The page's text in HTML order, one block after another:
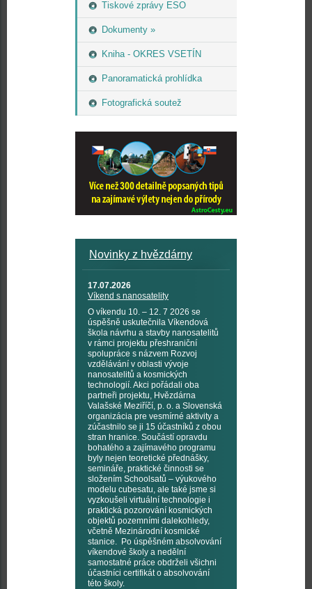
Tiskové zprávy ESO
Dokumenty »
Kniha - OKRES VSETÍN
Panoramatická prohlídka
Fotografická soutež
Novinky z hvězdárny
17.07.2026
Víkend s nanosatelity
O víkendu 10. – 12. 7 2026 se
úspěšně uskutečnila Víkendová
škola návrhu a stavby nanosatelitů
v rámci projektu přeshraniční
spolupráce s názvem Rozvoj
vzdělávání v oblasti vývoje
nanosatelitů a kosmických
technologií. Akci pořádali oba
partneři projektu, Hvězdárna
Valašské Meziříčí, p. o. a Slovenská
organizácia pre vesmírné aktivity a
zúčastnilo se ji 15 účastníků z obou
stran hranice. Součástí opravdu
bohatého a zajímavého programu
byly nejen teoretické přednášky,
semináře, praktické činnosti se
složením Schoolsatů – výukového
modelu cubesatu, ale také jsme si
vyzkoušeli virtuální technologie i
praktická pozorování kosmických
objektů pozemními dalekohledy,
včetně Mezinárodní kosmické
stanice. Po úspěšném absolvování
víkendové školy a nedělní
samostatné práce obdrželi všichni
účastníci certifikát o absolvování
této školy.